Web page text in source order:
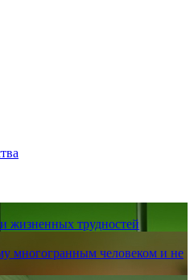
жизненных трудностей
многогранным человеком и не